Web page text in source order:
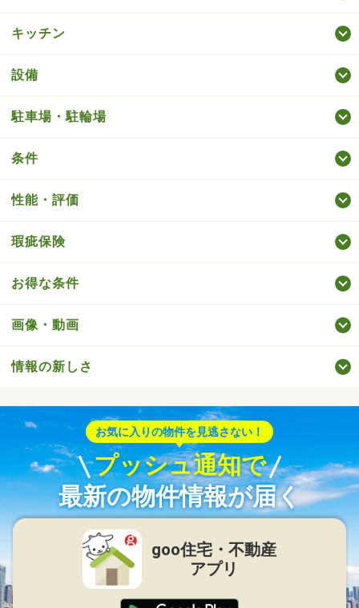
キッチン
設備
駐車場・駐輪場
条件
性能・評価
瑕疵保険
お得な条件
画像・動画
情報の新しさ
お気に入りの物件を見逃さない！
プッシュ通知で
最新の物件情報が届く
goo住宅・不動産
アプリ